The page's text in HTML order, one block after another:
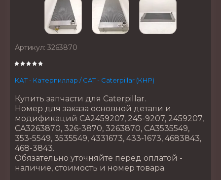
Артикул: 3263870
КАТ - Катерпиллар / CAT - Caterpillar (КНР)
Купить запчасти для Caterpillar.
Номер для заказа основной детали и
модификаций CA2459207, 245-9207, 2459207,
CA3263870, 326-3870, 3263870, CA3535549,
353-5549, 3535549, 4331673, 433-1673, 4683843,
468-3843.
Обязательно уточняйте перед оплатой -
наличие, стоимость и номер товара.